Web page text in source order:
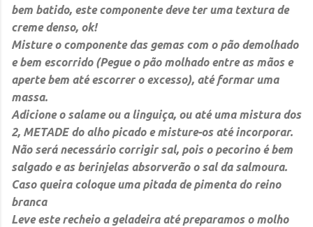
bem batido, este componente deve ter uma textura de
creme denso, ok!
Misture o componente das gemas com o pão demolhado
e bem escorrido (Pegue o pão molhado entre as mãos e
aperte bem até escorrer o excesso), até formar uma
massa.
Adicione o salame ou a linguiça, ou até uma mistura dos
2, METADE do alho picado e misture-os até incorporar.
Não será necessário corrigir sal, pois o pecorino é bem
salgado e as berinjelas absorverão o sal da salmoura.
Caso queira coloque uma pitada de pimenta do reino
branca
Leve este recheio a geladeira até preparamos o molho